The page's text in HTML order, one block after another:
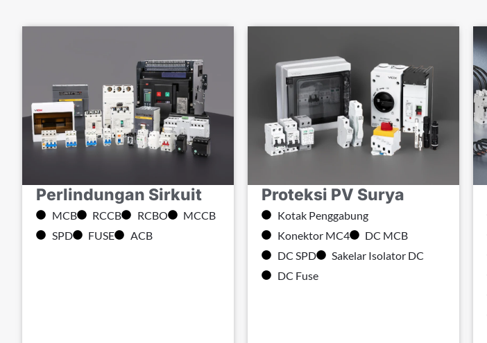
Perlindungan Sirkuit
MCB RCCB RCBO
MCCB
SPD
FUSE ACB
Proteksi PV Surya
Kotak Penggabung
Konektor MC4
DC MCB
DC SPD
Sakelar Isolator DC
DC Fuse